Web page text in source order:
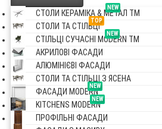
NEW
СТОЛИ КЕРАМІКА & МЕТАЛ TM
TOP
СТОЛИ ТА СТІЛЬЦІ
NEW
СТІЛЬЦІ СУЧАСНІ MODERN TM
АКРИЛОВІ ФАСАДИ
АЛЮМІНІЄВІ ФАСАДИ
СТОЛИ ТА СТІЛЬЦІ З ЯСЕНА
NEW
ФАСАДИ MODERN
NEW
KITCHENS MODERN
ПРОФІЛЬНІ ФАСАДИ